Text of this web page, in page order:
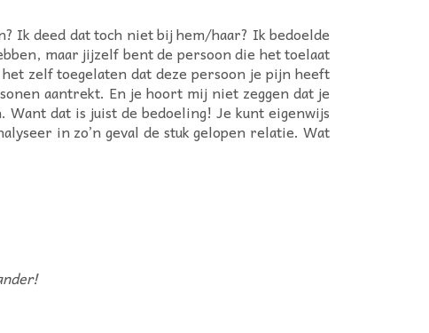
Ik deed dat toch niet bij hem/haar? Ik bedoelde
maar jijzelf bent de persoon die het toelaat
zelf toegelaten dat deze persoon je pijn heeft
aantrekt. En je hoort mij niet zeggen dat je
dat is juist de bedoeling! Je kunt eigenwijs
in zo’n geval de stuk gelopen relatie. Wat